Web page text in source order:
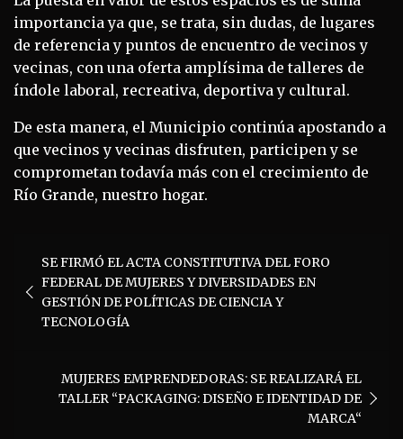
importancia ya que, se trata, sin dudas, de lugares
de referencia y puntos de encuentro de vecinos y
vecinas, con una oferta amplísima de talleres de
índole laboral, recreativa, deportiva y cultural.
De esta manera, el Municipio continúa apostando a
que vecinos y vecinas disfruten, participen y se
comprometan todavía más con el crecimiento de
Río Grande, nuestro hogar.
Navegación
entradas
SE FIRMÓ EL ACTA CONSTITUTIVA DEL FORO
FEDERAL DE MUJERES Y DIVERSIDADES EN
GESTIÓN DE POLÍTICAS DE CIENCIA Y
TECNOLOGÍA
MUJERES EMPRENDEDORAS: SE REALIZARÁ EL
TALLER “PACKAGING: DISEÑO E IDENTIDAD DE
MARCA“